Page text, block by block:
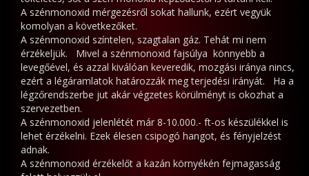
A szénmonoxid mérgezésről sokat hallunk, ezért vegyük
komolyan a következőket.
A szénmonoxid színtelen, szagtalan gáz. Tehát mi nem
érzékeljük. Mivel a szénmonoxid fajsúlya könnyebb a
levegőével, és azzal kiválóan keveredik, mozgási iránya nincs,
ezért a légáramlatok határozzák meg terjedési irányát. Ha a
légzőrendszerbe jut akár végzetes körülményt is okozhat a
szervezetben.
A szénmonoxid jelenlétét már 8-10.000.- ft-os készülékkel is
lehet érzékelni. Ezek élesen csipogó hangot, és fényjelzést
adnak.
A szénmonoxid érzékelőt a kazán környékén fejmagasság